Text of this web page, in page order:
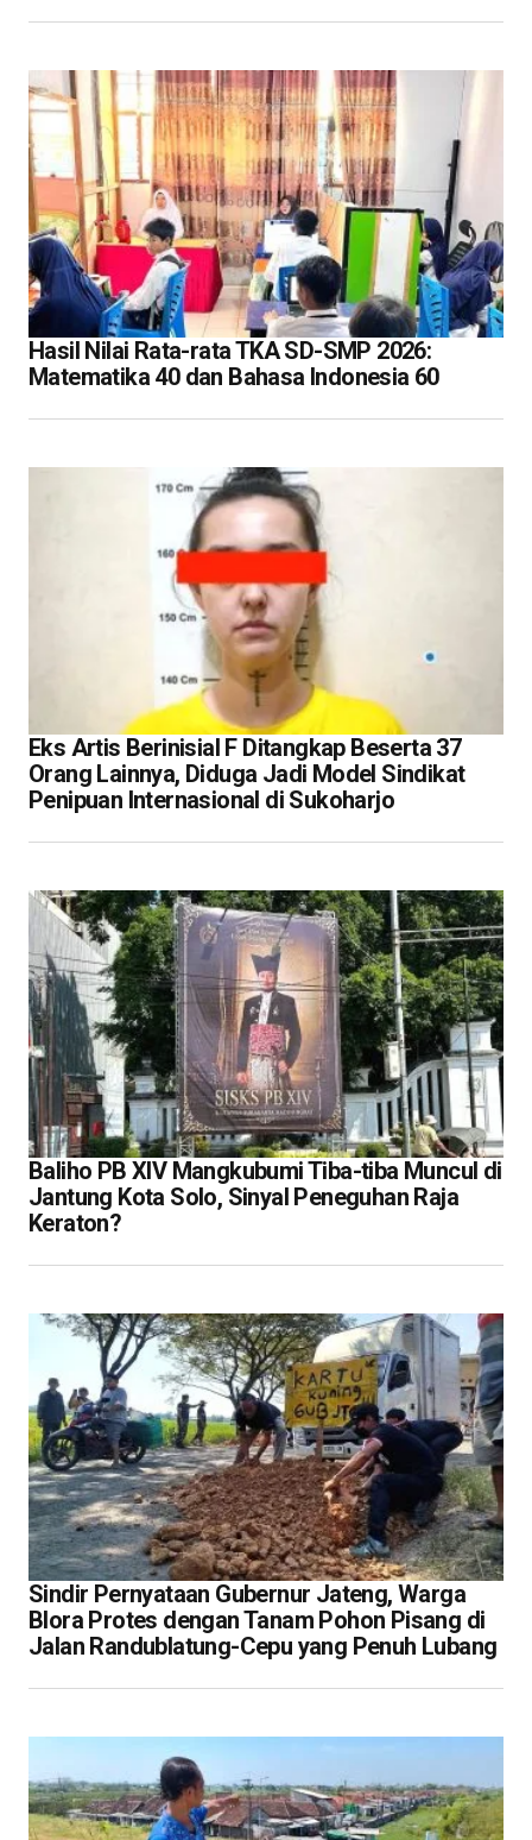
Hasil Nilai Rata-rata TKA SD-SMP 2026:
Matematika 40 dan Bahasa Indonesia 60
Eks Artis Berinisial F Ditangkap Beserta 37
Orang Lainnya, Diduga Jadi Model Sindikat
Penipuan Internasional di Sukoharjo
Baliho PB XIV Mangkubumi Tiba-tiba Muncul di
Jantung Kota Solo, Sinyal Peneguhan Raja
Keraton?
Sindir Pernyataan Gubernur Jateng, Warga
Blora Protes dengan Tanam Pohon Pisang di
Jalan Randublatung-Cepu yang Penuh Lubang